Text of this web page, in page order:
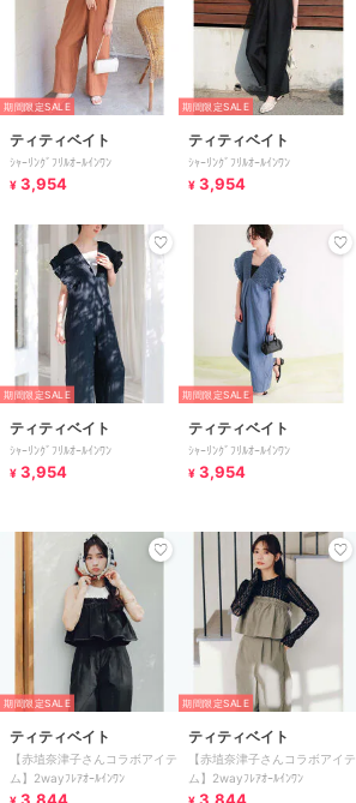
期間限定SALE
ティティベイト
ｼｬｰﾘﾝｸﾞﾌﾘﾙｵｰﾙｲﾝﾜﾝ
¥ 3,954
期間限定SALE
ティティベイト
ｼｬｰﾘﾝｸﾞﾌﾘﾙｵｰﾙｲﾝﾜﾝ
¥ 3,954
期間限定SALE
ティティベイト
ｼｬｰﾘﾝｸﾞﾌﾘﾙｵｰﾙｲﾝﾜﾝ
¥ 3,954
期間限定SALE
ティティベイト
ｼｬｰﾘﾝｸﾞﾌﾘﾙｵｰﾙｲﾝﾜﾝ
¥ 3,954
期間限定SALE
ティティベイト
【赤埴奈津子さんコラボアイテ
ム】2wayﾌﾚｱｵｰﾙｲﾝﾜﾝ
3,844
期間限定SALE
ティティベイト
【赤埴奈津子さんコラボアイテ
ム】2wayﾌﾚｱｵｰﾙｲﾝﾜﾝ
3,844